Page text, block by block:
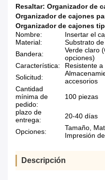
Resaltar: Organizador de
Organizador de cajones
Organizador de cajones
Nombre:
Insertar el
Material:
Substrato
Bandera:
Verde claro
opciones)
Característica:
Resistente
Solicitud:
accesorios
Cantidad
mínima de
pedido:
100 piezas
plazo de
entrega:
20-40 días
Opciones:
Tamaño,
Impresión
Descripción